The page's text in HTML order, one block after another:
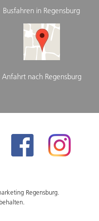
Busfahren in Regensburg
Anfahrt nach Regensburg
Regensburg.